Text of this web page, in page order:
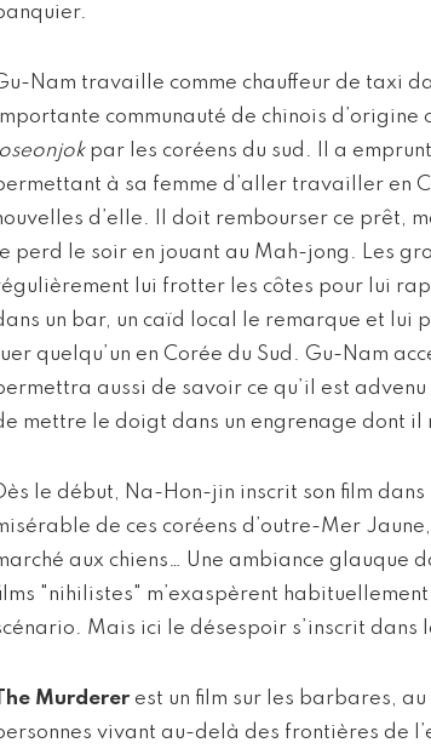
Nam travaille comme chauffeur de taxi
communauté de chinois d’origine
par les coréens du sud. Il a
à sa femme d’aller travailler en
d’elle. Il doit rembourser ce prêt,
perd le soir en jouant au Mah-jong. Les
lui frotter les côtes pour lui
un bar, un caïd local le remarque et lui
quelqu’un en Corée du Sud. Gu-Nam
aussi de savoir ce qu’il est
mettre le doigt dans un engrenage dont il
le début, Na-Hon-jin inscrit son film dans
de ces coréens d’outre-Mer
aux chiens… Une ambiance glauque
"nihilistes" m’exaspèrent
Mais ici le désespoir s’inscrit dans
Murdererest un film sur les barbares, au
vivant au-delà des frontières de